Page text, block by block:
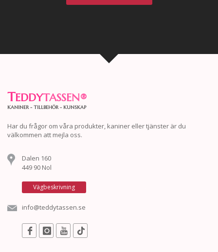
TEDDYTASSEN®
KANINER - TILLBEHÖR - KUNSKAP
Har du frågor om våra produkter, kaniner eller tjänster är du
välkommen att mejla oss.
Dalen 160
449 90 Nol
Vägbeskrivning
info@teddytassen.se